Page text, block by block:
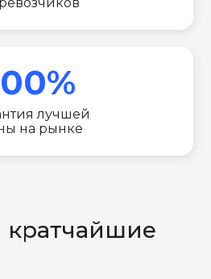
лучшей
на рынке
кратчайшие